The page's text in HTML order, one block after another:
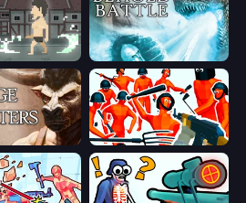
AoT Behold Battle
Monsters Funny Shooter - Destroy All